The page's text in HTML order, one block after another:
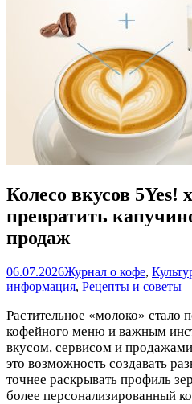
Колесо вкусов 5Yes!
превратить
продаж
06.07.2026Журнал о кофе,
информация, Рецепты и советы
Растительное «молоко» стало
кофейного меню и важным
вкусом, сервисом и
это возможность создавать
точнее раскрывать профиль
более персонализированный